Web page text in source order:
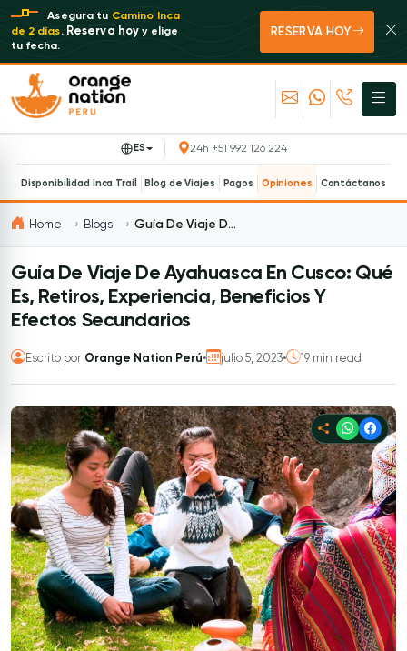
Asegura tu Camino Inca
de 2 días. Reserva hoy y elige
tu fecha.
RESERVA HOY
Disponibilidad Inca Trail Blog de Viajes Pagos Opiniones Contáctanos
ES 24h +51 992 126 224
Home Blogs Guía De Viaje De Ayahuasca En Cusco: Qué Es, Retiros, Experiencia, Beneficios Y Efectos Secundarios
Guía De Viaje De Ayahuasca En Cusco: Qué
Es, Retiros, Experiencia, Beneficios Y
Efectos Secundarios
Escrito por Orange Nation Perú• julio 5, 2023• 19 min read